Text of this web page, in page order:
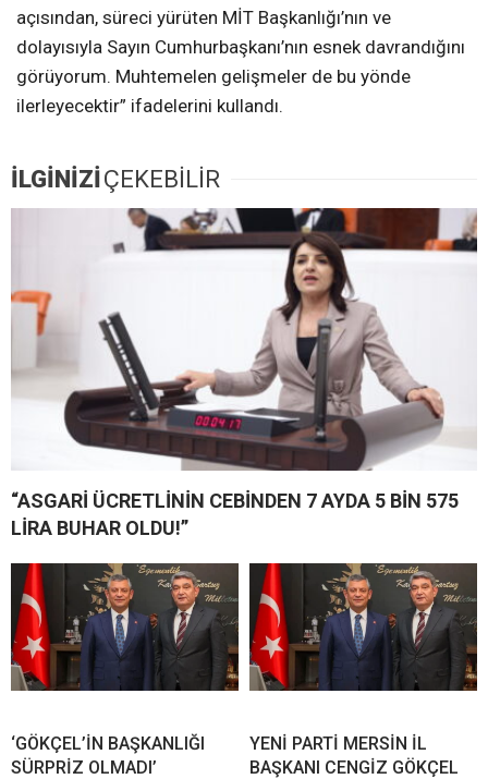
açısından, süreci yürüten MİT Başkanlığı’nın ve
dolayısıyla Sayın Cumhurbaşkanı’nın esnek davrandığını
görüyorum. Muhtemelen gelişmeler de bu yönde
ilerleyecektir” ifadelerini kullandı.
İLGİNİZİÇEKEBİLİR
“ASGARİ ÜCRETLİNİN CEBİNDEN 7 AYDA 5 BİN 575
LİRA BUHAR OLDU!”
‘GÖKÇEL’İN BAŞKANLIĞI
SÜRPRİZ OLMADI’
YENİ PARTİ MERSİN İL
BAŞKANI CENGİZ GÖKÇEL